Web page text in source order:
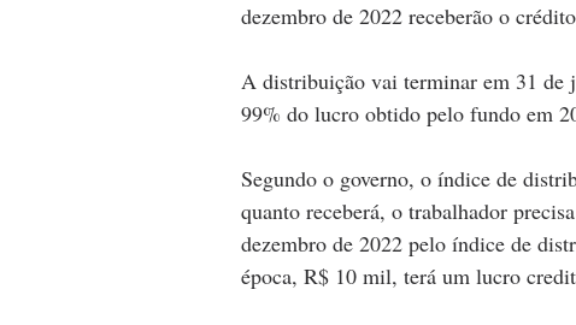
dezembro de 2022 receberão o
A distribuição vai terminar em 31 de
99% do lucro obtido pelo fundo em
Segundo o governo, o índice de
quanto receberá, o trabalhador
dezembro de 2022 pelo índice de
época, R$ 10 mil, terá um lucro